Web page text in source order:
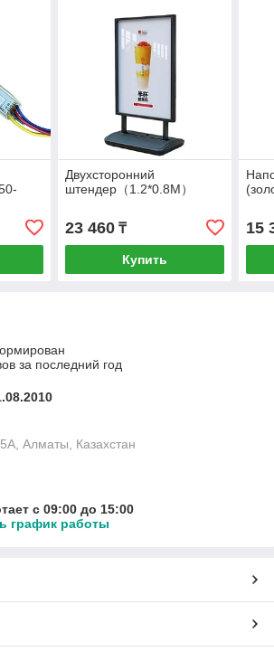
Двухсторонний
штендер（1.2*0.8M）
23 460₸
Купить
15
за последний год
Алматы, Казахстан
с 09:00 до 15:00
график работы